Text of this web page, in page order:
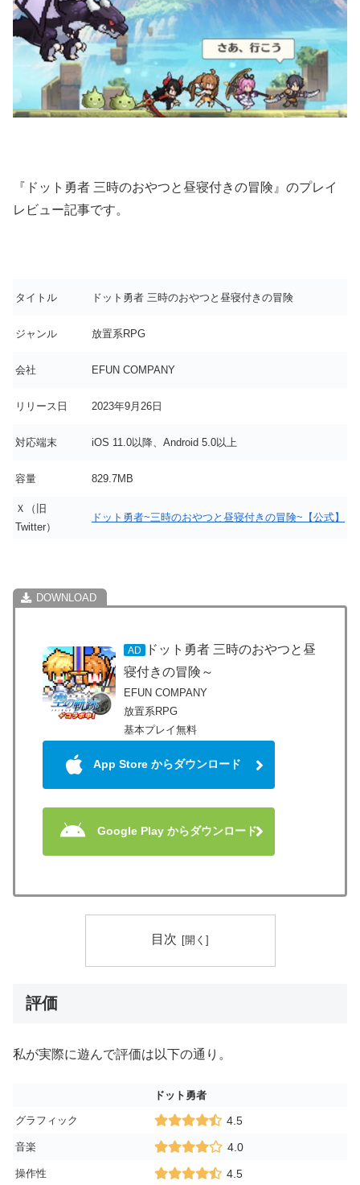
『ドット勇者 三時のおやつと昼寝付きの冒険』のプレイ
レビュー記事です。
タイトル ドット勇者 三時のおやつと昼寝付きの冒険
ジャンル 放置系RPG
会社 EFUN COMPANY
リリース日 2023年9月26日
対応端末 iOS 11.0以降、Android 5.0以上
容量 829.7MB
Ｘ（旧
Twitter）
ドット勇者~三時のおやつと昼寝付きの冒険~【公式】
AD ドット勇者 三時のおやつと昼
寝付きの冒険～
EFUN COMPANY
放置系RPG
基本プレイ無料
App Store からダウンロード
Google Play からダウンロード
目次
評価
私が実際に遊んで評価は以下の通り。
ドット勇者
グラフィック 4.5
音楽 4.0
操作性 4.5